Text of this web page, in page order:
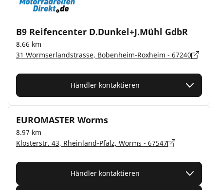
B9 Reifencenter D.Dunkel+J.Mühl GdbR
8.66 km
31 Wormserlandstrasse, Bobenheim-Roxheim - 67240
Händler kontaktieren
EUROMASTER Worms
8.97 km
Klosterstr. 43, Rheinland-Pfalz, Worms - 67547
Händler kontaktieren